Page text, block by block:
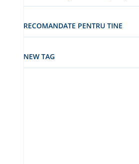
RECOMANDATE PENTRU TINE
NEW TAG